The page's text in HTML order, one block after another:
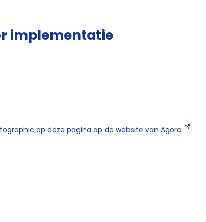
implementatie
op deze pagina op de website van Agora .